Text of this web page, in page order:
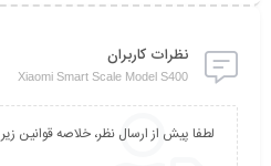
نظرات کاربران
Xiaomi Smart Scale Model S400